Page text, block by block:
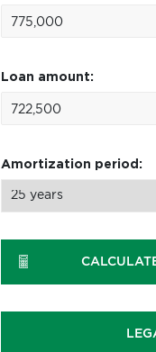
Loan amount:
Amortization period: